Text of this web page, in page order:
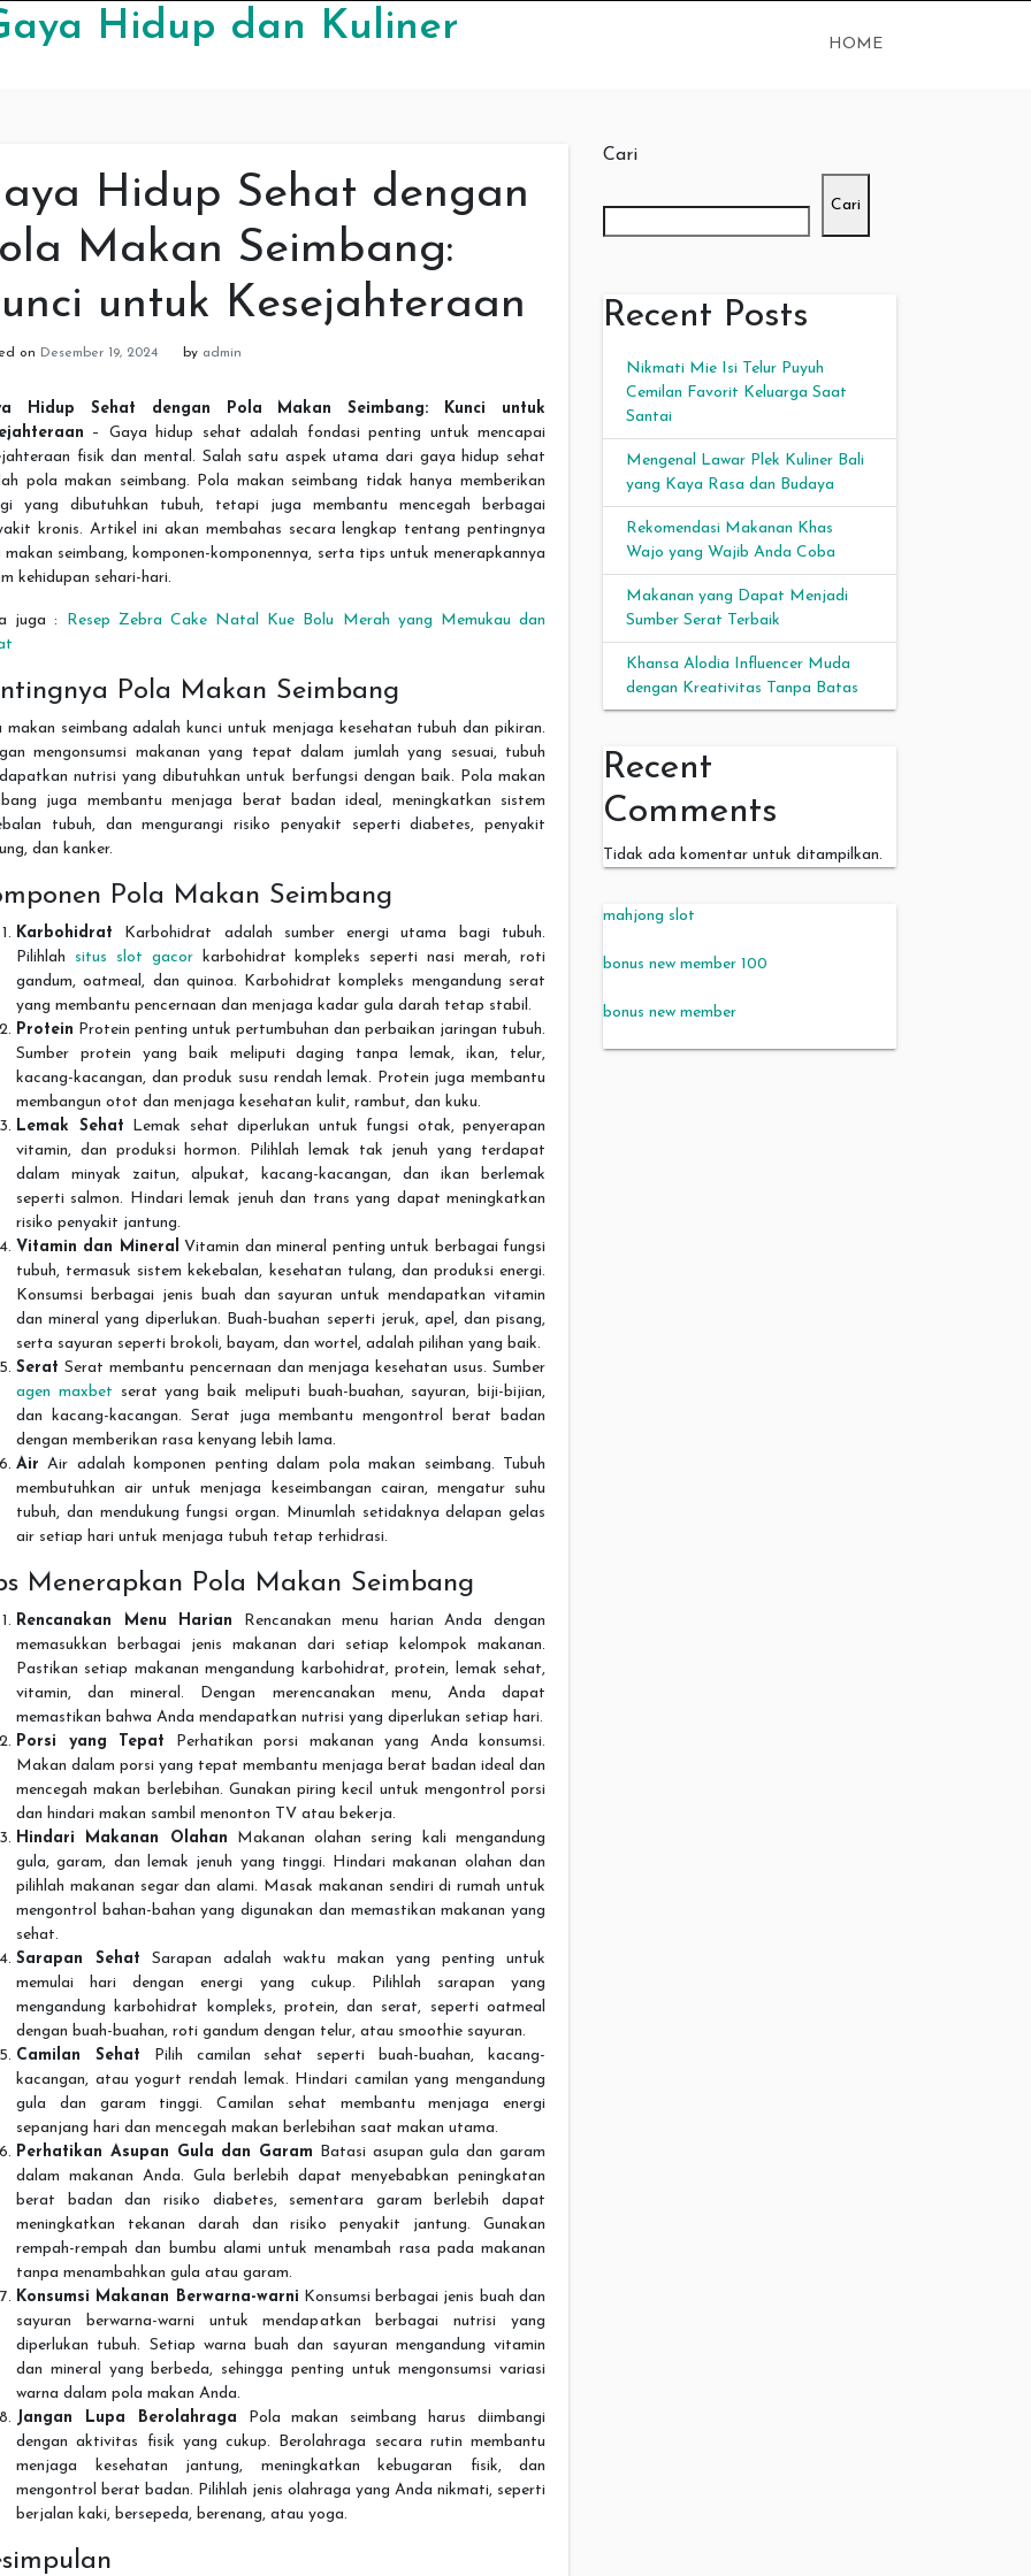
Hidup dan Kuliner HOME
Hidup Sehat dengan
Makan Seimbang:
untuk Kesejahteraan
on Desember 19, 2024 by admin
Hidup Sehat dengan Pola Makan Seimbang: Kunci untuk
– Gaya hidup sehat adalah fondasi penting untuk mencapai
fisik dan mental. Salah satu aspek utama dari gaya hidup sehat
pola makan seimbang. Pola makan seimbang tidak hanya memberikan
yang dibutuhkan tubuh, tetapi juga membantu mencegah berbagai
kronis. Artikel ini akan membahas secara lengkap tentang pentingnya
makan seimbang, komponen-komponennya, serta tips untuk menerapkannya
kehidupan sehari-hari.
juga :
Resep Zebra Cake Natal Kue Bolu Merah yang Memukau dan
Pola Makan Seimbang
makan seimbang adalah kunci untuk menjaga kesehatan tubuh dan pikiran.
mengonsumsi makanan yang tepat dalam jumlah yang sesuai, tubuh
nutrisi yang dibutuhkan untuk berfungsi dengan baik. Pola makan
juga membantu menjaga berat badan ideal, meningkatkan sistem
tubuh, dan mengurangi risiko penyakit seperti diabetes, penyakit
dan kanker.
Pola Makan Seimbang
Karbohidrat Karbohidrat adalah sumber energi utama bagi tubuh.
Pilihlah situs slot gacorkarbohidrat kompleks seperti nasi merah, roti
gandum, oatmeal, dan quinoa. Karbohidrat kompleks mengandung serat
yang membantu pencernaan dan menjaga kadar gula darah tetap stabil.
Protein Protein penting untuk pertumbuhan dan perbaikan jaringan tubuh.
Sumber protein yang baik meliputi daging tanpa lemak, ikan, telur,
kacang-kacangan, dan produk susu rendah lemak. Protein juga membantu
membangun otot dan menjaga kesehatan kulit, rambut, dan kuku.
Lemak Sehat Lemak sehat diperlukan untuk fungsi otak, penyerapan
vitamin, dan produksi hormon. Pilihlah lemak tak jenuh yang terdapat
dalam minyak zaitun, alpukat, kacang-kacangan, dan ikan berlemak
seperti salmon. Hindari lemak jenuh dan trans yang dapat meningkatkan
risiko penyakit jantung.
Vitamin dan Mineral
Vitamin dan mineral penting untuk berbagai fungsi
tubuh, termasuk sistem kekebalan, kesehatan tulang, dan produksi energi.
Konsumsi berbagai jenis buah dan sayuran untuk mendapatkan vitamin
dan mineral yang diperlukan. Buah-buahan seperti jeruk, apel, dan pisang,
serta sayuran seperti brokoli, bayam, dan wortel, adalah pilihan yang baik.
Serat Serat membantu pencernaan dan menjaga kesehatan usus. Sumber
agen maxbet serat yang baik meliputi buah-buahan, sayuran, biji-bijian,
dan kacang-kacangan. Serat juga membantu mengontrol berat badan
dengan memberikan rasa kenyang lebih lama.
Air Air adalah komponen penting dalam pola makan seimbang. Tubuh
membutuhkan air untuk menjaga keseimbangan cairan, mengatur suhu
tubuh, dan mendukung fungsi organ. Minumlah setidaknya delapan gelas
air setiap hari untuk menjaga tubuh tetap terhidrasi.
Menerapkan Pola Makan Seimbang
Rencanakan Menu Harian Rencanakan menu harian Anda dengan
memasukkan berbagai jenis makanan dari setiap kelompok makanan.
Pastikan setiap makanan mengandung karbohidrat, protein, lemak sehat,
vitamin, dan mineral. Dengan merencanakan menu, Anda dapat
memastikan bahwa Anda mendapatkan nutrisi yang diperlukan setiap hari.
Porsi yang Tepat Perhatikan porsi makanan yang Anda konsumsi.
Makan dalam porsi yang tepat membantu menjaga berat badan ideal dan
mencegah makan berlebihan. Gunakan piring kecil untuk mengontrol porsi
dan hindari makan sambil menonton TV atau bekerja.
Hindari Makanan Olahan Makanan olahan sering kali mengandung
gula, garam, dan lemak jenuh yang tinggi. Hindari makanan olahan dan
pilihlah makanan segar dan alami. Masak makanan sendiri di rumah untuk
mengontrol bahan-bahan yang digunakan dan memastikan makanan yang
sehat.
Sarapan Sehat Sarapan adalah waktu makan yang penting untuk
memulai hari dengan energi yang cukup. Pilihlah sarapan yang
mengandung karbohidrat kompleks, protein, dan serat, seperti oatmeal
dengan buah-buahan, roti gandum dengan telur, atau smoothie sayuran.
Camilan Sehat Pilih camilan sehat seperti buah-buahan, kacang-
kacangan, atau yogurt rendah lemak. Hindari camilan yang mengandung
gula dan garam tinggi. Camilan sehat membantu menjaga energi
sepanjang hari dan mencegah makan berlebihan saat makan utama.
Perhatikan Asupan Gula dan Garam Batasi asupan gula dan garam
dalam makanan Anda. Gula berlebih dapat menyebabkan peningkatan
berat badan dan risiko diabetes, sementara garam berlebih dapat
meningkatkan tekanan darah dan risiko penyakit jantung. Gunakan
rempah-rempah dan bumbu alami untuk menambah rasa pada makanan
tanpa menambahkan gula atau garam.
Konsumsi Makanan Berwarna-warni Konsumsi berbagai jenis buah dan
sayuran berwarna-warni untuk mendapatkan berbagai nutrisi yang
diperlukan tubuh. Setiap warna buah dan sayuran mengandung vitamin
dan mineral yang berbeda, sehingga penting untuk mengonsumsi variasi
warna dalam pola makan Anda.
Jangan Lupa Berolahraga Pola makan seimbang harus diimbangi
dengan aktivitas fisik yang cukup. Berolahraga secara rutin membantu
menjaga kesehatan jantung, meningkatkan kebugaran fisik, dan
mengontrol berat badan. Pilihlah jenis olahraga yang Anda nikmati, seperti
berjalan kaki, bersepeda, berenang, atau yoga.
Cari
Cari
Recent Posts
Nikmati Mie Isi Telur Puyuh
Cemilan Favorit Keluarga Saat
Santai
Mengenal Lawar Plek Kuliner Bali
yang Kaya Rasa dan Budaya
Rekomendasi Makanan Khas
Wajo yang Wajib Anda Coba
Makanan yang Dapat Menjadi
Sumber Serat Terbaik
Khansa Alodia Influencer Muda
dengan Kreativitas Tanpa Batas
Recent
Comments
Tidak ada komentar untuk ditampilkan.
mahjong slot
bonus new member 100
bonus new member